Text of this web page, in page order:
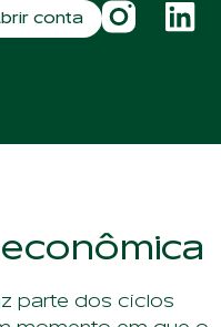
conta
parte dos ciclos